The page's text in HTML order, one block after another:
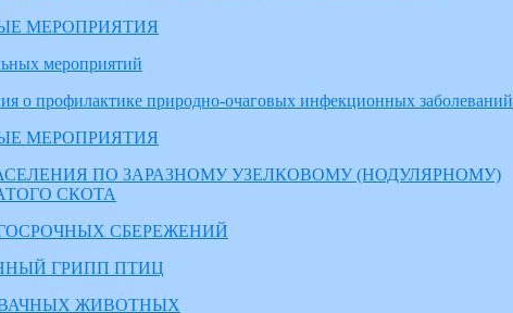
МЕРОПРИЯТИЯ
мероприятий
о профилактике природно-очаговых инфекционных заболеваний
МЕРОПРИЯТИЯ
ПО ЗАРАЗНОМУ УЗЕЛКОВОМУ (НОДУЛЯРНОМУ)
СКОТА
СБЕРЕЖЕНИЙ
ГРИПП ПТИЦ
ЖИВОТНЫХ